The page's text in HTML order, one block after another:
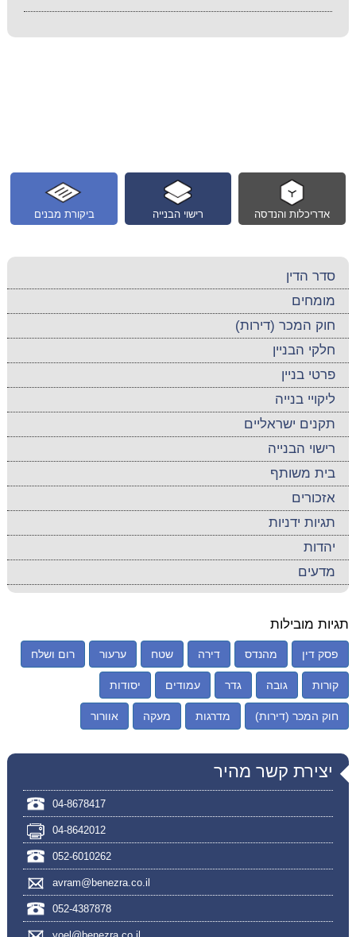
ביקורת מבנים רישוי הבנייה אדריכלות והנדסה
סדר הדין
מומחים
חוק המכר (דירות)
חלקי הבניין
פרטי בניין
ליקויי בנייה
תקנים ישראליים
רישוי הבנייה
בית משותף
אזכורים
תגיות ידניות
יהדות
מדעים
תגיות מובילות
פסק דין מהנדס דירה שטח ערעור רום ושלח
קורות גובה גדר עמודים יסודות
חוק המכר (דירות) מדרגות מעקה אוורור
יצירת קשר מהיר
04-8678417
04-8642012
052-6010262
avram@benezra.co.il
052-4387878